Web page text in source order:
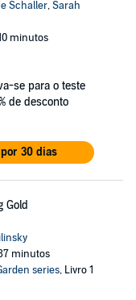
Schaller,Sarah
minutos
se para o teste
de desconto
30 dias
Gold
minutos
series, Livro 1